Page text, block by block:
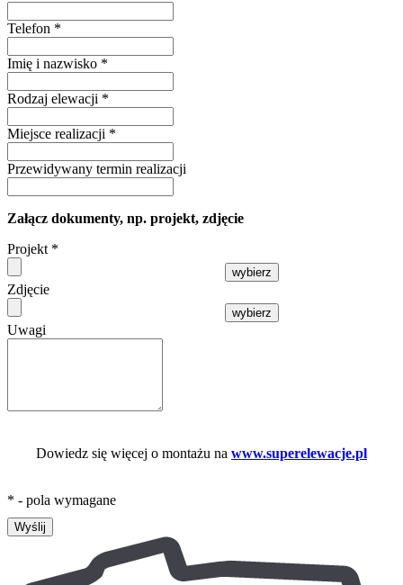
Telefon *
Imię i nazwisko *
Rodzaj elewacji *
Miejsce realizacji *
Przewidywany termin realizacji
Załącz dokumenty, np. projekt, zdjęcie
Projekt *
wybierz
Zdjęcie
wybierz
Uwagi
Dowiedz się więcej o montażu na www.superelewacje.pl
* - pola wymagane
Wyślij